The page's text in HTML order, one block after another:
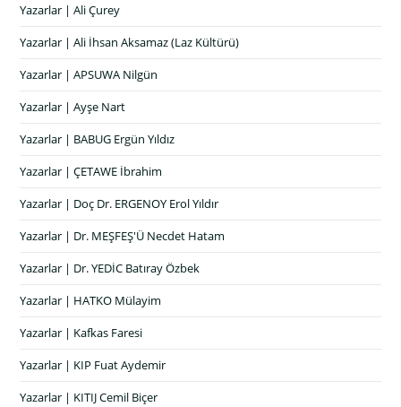
Yazarlar | Ali Çurey
Yazarlar | Ali İhsan Aksamaz (Laz Kültürü)
Yazarlar | APSUWA Nilgün
Yazarlar | Ayşe Nart
Yazarlar | BABUG Ergün Yıldız
Yazarlar | ÇETAWE İbrahim
Yazarlar | Doç Dr. ERGENOY Erol Yıldır
Yazarlar | Dr. MEŞFEŞ'Ü Necdet Hatam
Yazarlar | Dr. YEDİC Batıray Özbek
Yazarlar | HATKO Mülayim
Yazarlar | Kafkas Faresi
Yazarlar | KIP Fuat Aydemir
Yazarlar | KITIJ Cemil Biçer